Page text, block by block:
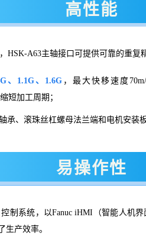
高性能
，HSK-A63主轴接口可提供可靠的重复
、1.1G、1.6G，最大快移速度
短加工周期；
承、滚珠丝杠螺母法兰端和电机安装
易操作性
控制系统，以Fanuc iHMI（智能人机
生产效率。